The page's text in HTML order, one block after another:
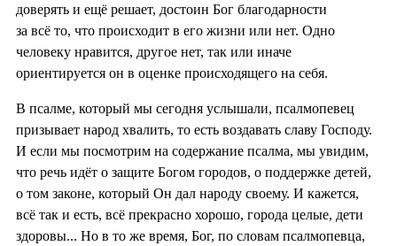
доверять и ещё решает, достоин Бог благодарности
за всё то, что происходит в его жизни или нет. Одно
человеку нравится, другое нет, так или иначе
ориентируется он в оценке происходящего на себя.
В псалме, который мы сегодня услышали, псалмопевец
призывает народ хвалить, то есть воздавать славу Господу.
И если мы посмотрим на содержание псалма, мы увидим,
что речь идёт о защите Богом городов, о поддержке детей,
о том законе, который Он дал народу своему. И кажется,
всё так и есть, всё прекрасно хорошо, города целые, дети
здоровы... Но в то же время, Бог, по словам псалмопевца,